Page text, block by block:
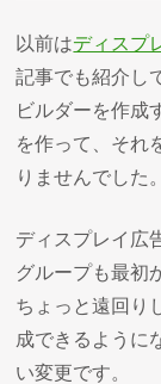
以前はディスプ
記事でも紹介し
ビルダーを作成
を作って、それ
りませんでした。
ディスプレイ広
グループも最初
ちょっと遠回り
成できるように
い変更です。